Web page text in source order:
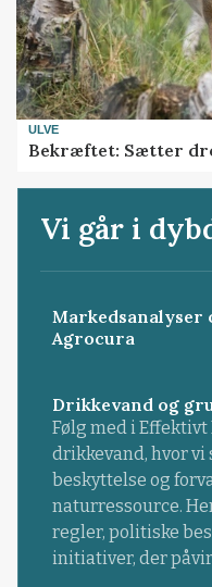
ULVE
Bekræftet: Sætter
Vi går i
Agrocura
Drikkevand og
Følg med i
drikkevand, hvor
beskyttelse og
naturressource.
regler, politiske
initiativer, der